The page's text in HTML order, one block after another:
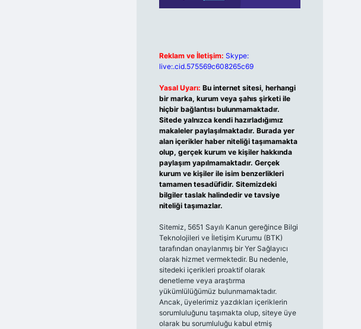
Reklam ve İletişim: Skype:
live:.cid.575569c608265c69
Yasal Uyarı: Bu internet sitesi, herhangi
bir marka, kurum veya şahıs şirketi ile
hiçbir bağlantısı bulunmamaktadır.
Sitede yalnızca kendi hazırladığımız
makaleler paylaşılmaktadır. Burada yer
alan içerikler haber niteliği taşımamakta
olup, gerçek kurum ve kişiler hakkında
paylaşım yapılmamaktadır. Gerçek
kurum ve kişiler ile isim benzerlikleri
tamamen tesadüfidir. Sitemizdeki
bilgiler taslak halindedir ve tavsiye
niteliği taşımazlar.
Sitemiz, 5651 Sayılı Kanun gereğince Bilgi
Teknolojileri ve İletişim Kurumu (BTK)
tarafından onaylanmış bir Yer Sağlayıcı
olarak hizmet vermektedir. Bu nedenle,
sitedeki içerikleri proaktif olarak
denetleme veya araştırma
yükümlülüğümüz bulunmamaktadır.
Ancak, üyelerimiz yazdıkları içeriklerin
sorumluluğunu taşımakta olup, siteye üye
olarak bu sorumluluğu kabul etmiş